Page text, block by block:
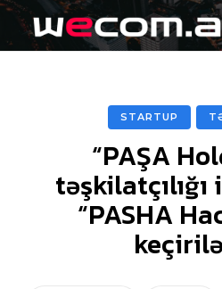
STARTUP
“PAŞA
“PASHA